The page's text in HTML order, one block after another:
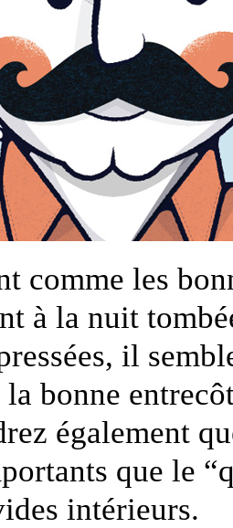
comme les
à la nuit
il
bonne
également
que le
intérieurs.